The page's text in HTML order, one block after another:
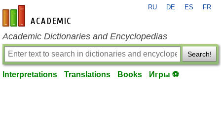
en-academic.com
RU DE ES FR
Academic Dictionaries and Encyclopedias
Search!
Interpretations Translations Books Игры ⚽